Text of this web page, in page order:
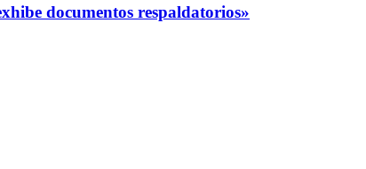
documentos respaldatorios»